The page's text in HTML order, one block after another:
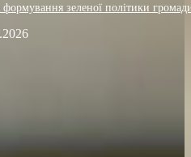
зеленої політики